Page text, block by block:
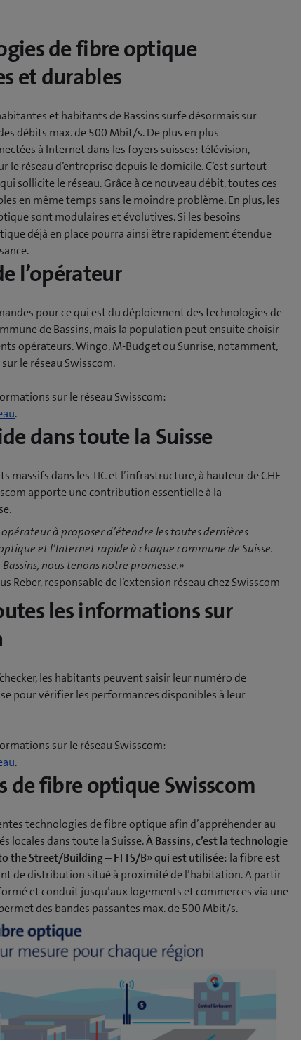
de fibre optique
et durables
et habitants de Bassins surfe désormais sur
débits max. de 500 Mbit/s. De plus en plus
à Internet dans les foyers suisses: télévision,
le réseau d’entreprise depuis le domicile. C’est surtout
sollicite le réseau. Grâce à ce nouveau débit, toutes ces
en même temps sans le moindre problème. En plus, les
sont modulaires et évolutives. Si les besoins
déjà en place pourra ainsi être rapidement étendue
l’opérateur
pour ce qui est du déploiement des technologies de
de Bassins, mais la population peut ensuite choisir
opérateurs. Wingo, M-Budget ou Sunrise, notamment,
le réseau Swisscom.
sur le réseau Swisscom:
.
dans toute la Suisse
massifs dans les TIC et l’infrastructure, à hauteur de CHF
apporte une contribution essentielle à la
opérateur à proposer d’étendre les toutes dernières
et l’Internet rapide à chaque commune de Suisse.
nous tenons notre promesse.»
Reber, responsable de l’extension réseau chez Swisscom
les informations sur
les habitants peuvent saisir leur numéro de
pour vérifier les performances disponibles à leur
sur le réseau Swisscom:
.
de fibre optique Swisscom
technologies de fibre optique afin d’appréhender au
locales dans toute la Suisse.À Bassins, c’est la technologie
the Street/Building – FTTS/B» qui est utilisée: la fibre est
de distribution situé à proximité de l’habitation. A partir
et conduit jusqu’aux logements et commerces via une
des bandes passantes max. de 500 Mbit/s.